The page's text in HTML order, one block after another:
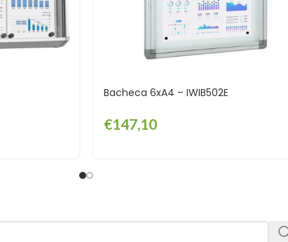
Bacheca 6xA4 – IWIB502E
€147,10